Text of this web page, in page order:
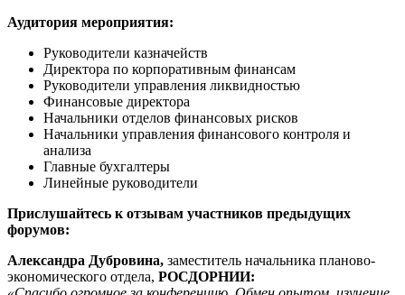
Аудитория мероприятия:
Руководители казначейств
Директора по корпоративным финансам
Руководители управления ликвидностью
Финансовые директора
Начальники отделов финансовых рисков
Начальники управления финансового контроля и
анализа
Главные бухгалтеры
Линейные руководители
Прислушайтесь к отзывам участников предыдущих
форумов:
Александра Дубровина, заместитель начальника планово-
экономического отдела, РОСДОРНИИ: